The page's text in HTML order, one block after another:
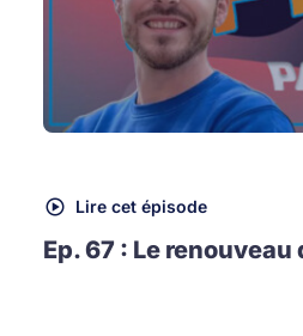
Lire cet épisode
Ep. 67 : Le